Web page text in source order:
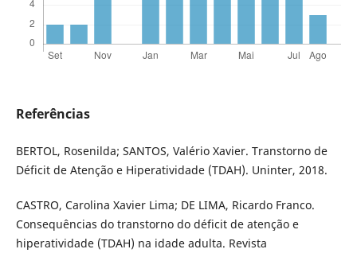
Referências
BERTOL, Rosenilda; SANTOS, Valério Xavier. Transtorno de
Déficit de Atenção e Hiperatividade (TDAH). Uninter, 2018.
CASTRO, Carolina Xavier Lima; DE LIMA, Ricardo Franco.
Consequências do transtorno do déficit de atenção e
hiperatividade (TDAH) na idade adulta. Revista